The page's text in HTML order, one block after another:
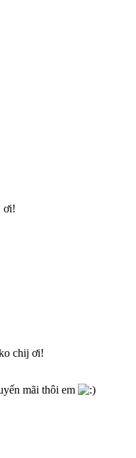
ơi!
chij ơi!
mãi thôi em